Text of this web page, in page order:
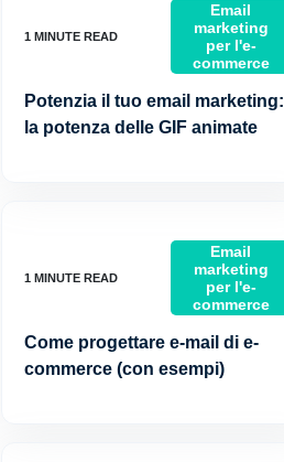
Email
marketing
per l'e-
commerce
Potenzia il tuo email marketing:
la potenza delle GIF animate
Email
marketing
per l'e-
commerce
Come progettare e-mail di e-
commerce (con esempi)